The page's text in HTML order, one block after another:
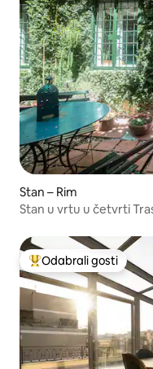
Stan – Rim
Stan u vrtu u četvrti
Među najviše
Odabrali gosti